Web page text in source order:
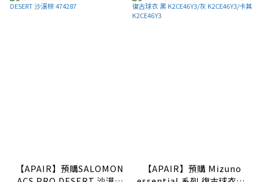
【APAIR】預購SALOMON
【APAIR】預購 Mizuno